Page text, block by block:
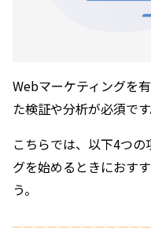
Webマーケティングを
た検証や分析が必須です
こちらでは、以下4つ
グを始めるときにおす
う。